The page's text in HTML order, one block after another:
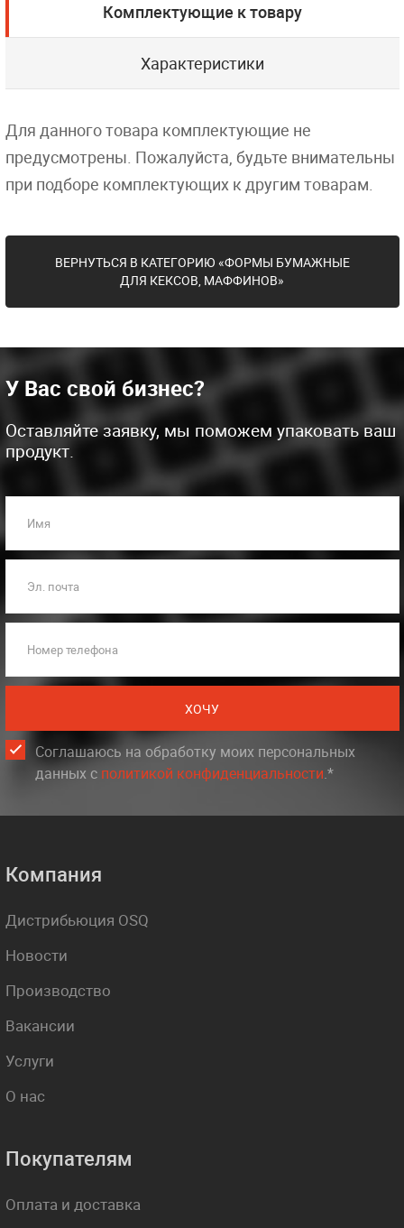
Комплектующие к товару
Характеристики
Для данного товара комплектующие не
предусмотрены. Пожалуйста, будьте внимательны
при подборе комплектующих к другим товарам.
ВЕРНУТЬСЯ В КАТЕГОРИЮ «ФОРМЫ БУМАЖНЫЕ
ДЛЯ КЕКСОВ, МАФФИНОВ»
У Вас свой бизнес?
Оставляйте заявку, мы поможем упаковать ваш
продукт.
Имя
Эл. почта
Номер телефона
ХОЧУ
Соглашаюсь на обработку моих персональных
данных c политикой конфиденциальности.*
Компания
Дистрибьюция OSQ
Новости
Производство
Вакансии
Услуги
О нас
Покупателям
Оплата и доставка